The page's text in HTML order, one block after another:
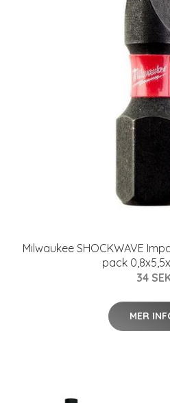
Milwaukee SHOCKWAVE
pack
34
MER